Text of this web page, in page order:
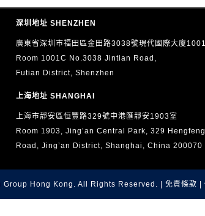
深圳地址 SHENZHEN
廣東省深圳市福田區金田路3038號現代國際大廈
Room 1001C No.3038 Jintian Road,
Futian District, Shenzhen
上海地址 SHANGHAI
上海市靜安區恒豐路329號中港匯靜安1903室
Room 1903, Jing’an Central Park, 329 Hengfeng
Road, Jing’an District, Shanghai, China 200070
Hong Kong. All Rights Reserved. | 免責條款